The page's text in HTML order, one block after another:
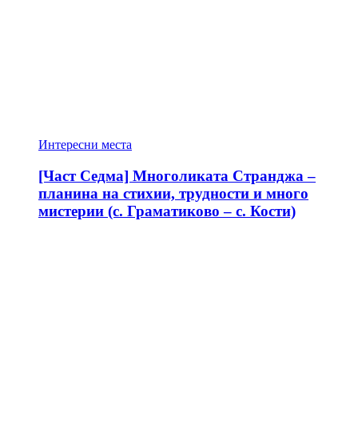
Интересни места
[Част Седма] Многоликата Странджа –
планина на стихии, трудности и много
мистерии (с. Граматиково – с. Кости)